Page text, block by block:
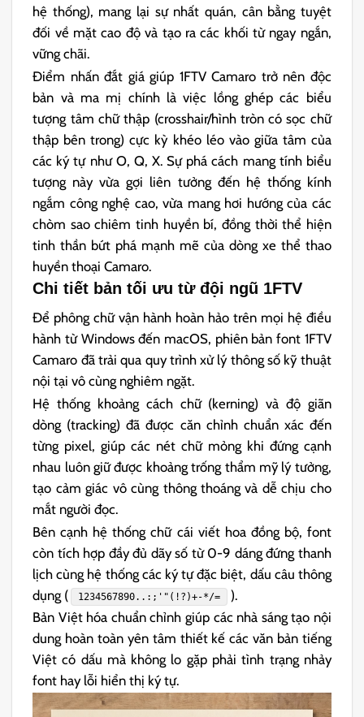
hệ thống), mang lại sự nhất quán, cân bằng tuyệt
đối về mặt cao độ và tạo ra các khối từ ngay ngắn,
vững chãi.
Điểm nhấn đắt giá giúp 1FTV Camaro trở nên độc
bản và ma mị chính là việc lồng ghép các biểu
tượng tâm chữ thập (crosshair/hình tròn có sọc chữ
thập bên trong) cực kỳ khéo léo vào giữa tâm của
các ký tự như O, Q, X. Sự phá cách mang tính biểu
tượng này vừa gợi liên tưởng đến hệ thống kính
ngắm công nghệ cao, vừa mang hơi hướng của các
chòm sao chiêm tinh huyền bí, đồng thời thể hiện
tinh thần bứt phá mạnh mẽ của dòng xe thể thao
huyền thoại Camaro.
Chi tiết bản tối ưu từ đội ngũ 1FTV
Để phông chữ vận hành hoàn hảo trên mọi hệ điều
hành từ Windows đến macOS, phiên bản font 1FTV
Camaro đã trải qua quy trình xử lý thông số kỹ thuật
nội tại vô cùng nghiêm ngặt.
Hệ thống khoảng cách chữ (kerning) và độ giãn
dòng (tracking) đã được căn chỉnh chuẩn xác đến
từng pixel, giúp các nét chữ mỏng khi đứng cạnh
nhau luôn giữ được khoảng trống thẩm mỹ lý tưởng,
tạo cảm giác vô cùng thông thoáng và dễ chịu cho
mắt người đọc.
Bên cạnh hệ thống chữ cái viết hoa đồng bộ, font
còn tích hợp đầy đủ dãy số từ 0-9 dáng đứng thanh
lịch cùng hệ thống các ký tự đặc biệt, dấu câu thông
dụng (
1234567890..:;'"(!?)+-*/=
).
Bản Việt hóa chuẩn chỉnh giúp các nhà sáng tạo nội
dung hoàn toàn yên tâm thiết kế các văn bản tiếng
Việt có dấu mà không lo gặp phải tình trạng nhảy
font hay lỗi hiển thị ký tự.